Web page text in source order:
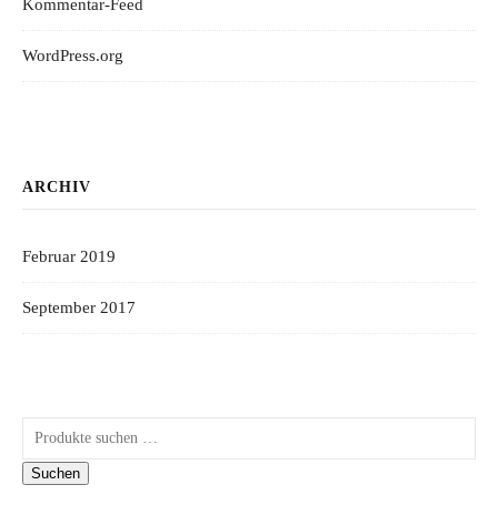
Kommentar-Feed
WordPress.org
ARCHIV
Februar 2019
September 2017
Suchen nach:
Suchen